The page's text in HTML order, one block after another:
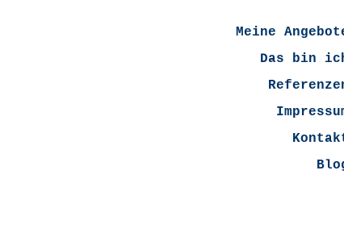
Meine
Das bin